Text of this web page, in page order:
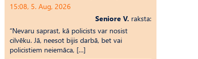
15:08, 5. Aug, 2026
Seniore V. raksta:
“Nevaru saprast, kā policists var nosist
cilvēku. Jā, neesot bijis darbā, bet vai
policistiem neiemāca, […]